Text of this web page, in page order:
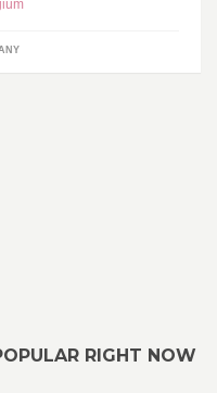
RIGHT NOW